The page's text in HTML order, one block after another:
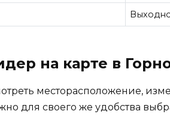
на карте в
месторасположение,
для своего же удобства